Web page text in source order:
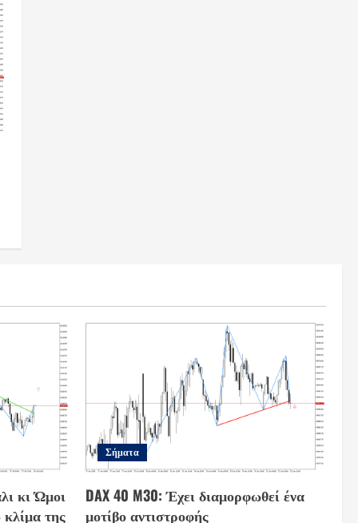
κι Ώμοι
της
Σήματα
DAX 40 M30: Έχει διαμορφωθεί ένα
μοτίβο αντιστροφής